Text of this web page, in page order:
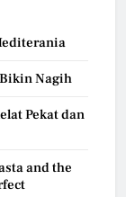
Nagih
Pekat dan
and the